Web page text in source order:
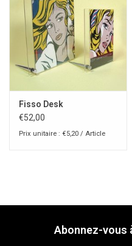
Fisso Desk
€52,00
Prix unitaire : €5,20 / Article
Abonnez-